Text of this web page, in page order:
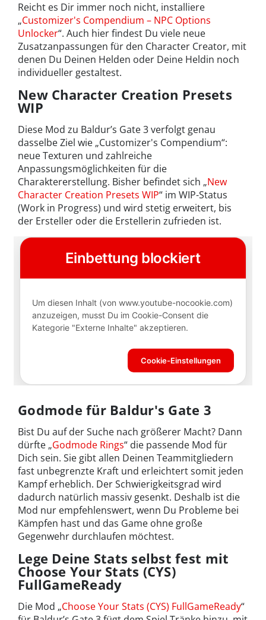
Reicht es Dir immer noch nicht, installiere
„Customizer's Compendium – NPC Options
Unlocker“. Auch hier findest Du viele neue
Zusatzanpassungen für den Character Creator, mit
denen Du Deinen Helden oder Deine Heldin noch
individueller gestaltest.
New Character Creation Presets
WIP
Diese Mod zu Baldur’s Gate 3 verfolgt genau
dasselbe Ziel wie „Customizer's Compendium“:
neue Texturen und zahlreiche
Anpassungsmöglichkeiten für die
Charaktererstellung. Bisher befindet sich „New
Character Creation Presets WIP“ im WIP-Status
(Work in Progress) und wird stetig erweitert, bis
der Ersteller oder die Erstellerin zufrieden ist.
Godmode für Baldur's Gate 3
Bist Du auf der Suche nach größerer Macht? Dann
dürfte „Godmode Rings“ die passende Mod für
Dich sein. Sie gibt allen Deinen Teammitgliedern
fast unbegrenzte Kraft und erleichtert somit jeden
Kampf erheblich. Der Schwierigkeitsgrad wird
dadurch natürlich massiv gesenkt. Deshalb ist die
Mod nur empfehlenswert, wenn Du Probleme bei
Kämpfen hast und das Game ohne große
Gegenwehr durchlaufen möchtest.
Lege Deine Stats selbst fest mit
Choose Your Stats (CYS)
FullGameReady
Die Mod „Choose Your Stats (CYS) FullGameReady“